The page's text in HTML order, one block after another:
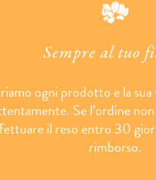
Sempre al tuo
ogni prodotto e la
Se l’ordine
il reso entro 30
rimborso.